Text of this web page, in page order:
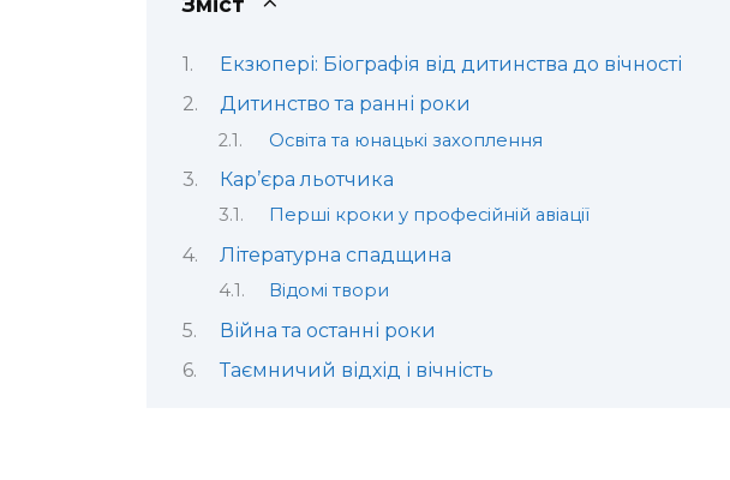
Екзюпері: Біографія від дитинства до вічності
Дитинство та ранні роки
Освіта та юнацькі захоплення
Кар’єра льотчика
Перші кроки у професійній авіації
Літературна спадщина
Відомі твори
Війна та останні роки
Таємничий відхід і вічність